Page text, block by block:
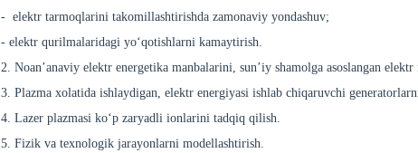
- elektr tarmoqlarini takomillashtirishda zamonaviy yondashuv;
- elektr qurilmalaridagi yo‘qotishlarni kamaytirish.
2. Noan’anaviy elektr energetika manbalarini, sun’iy shamolga asoslangan
3. Plazma xolatida ishlaydigan, elektr energiyasi ishlab chiqaruvchi
4. Lazer plazmasi ko‘p zaryadli ionlarini tadqiq qilish.
5. Fizik va texnologik jarayonlarni modellashtirish.